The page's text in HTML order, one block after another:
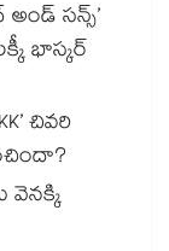
అండ్ సన్స్’
భాస్కర్
చివరి
వెనక్కి